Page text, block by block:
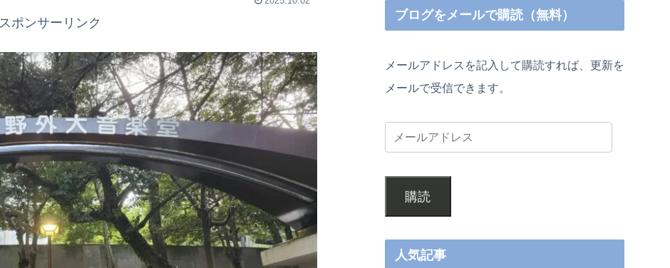
スポンサーリンク
ブログをメールで購読（無料）
メールアドレスを記入して購読すれば、更新を
メールで受信できます。
購読
人気記事